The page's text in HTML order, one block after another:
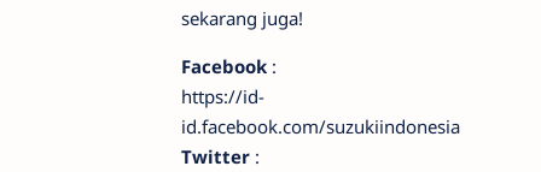
sekarang juga!
Facebook :
https://id-
id.facebook.com/suzukiindonesia
Twitter :